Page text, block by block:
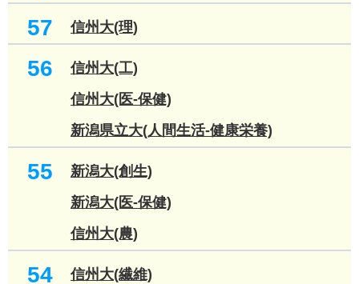
57 信州大(理)
56
信州大(工)
信州大(医-保健)
新潟県立大(人間生活-健康栄養)
55
新潟大(創生)
新潟大(医-保健)
信州大(農)
54 信州大(繊維)